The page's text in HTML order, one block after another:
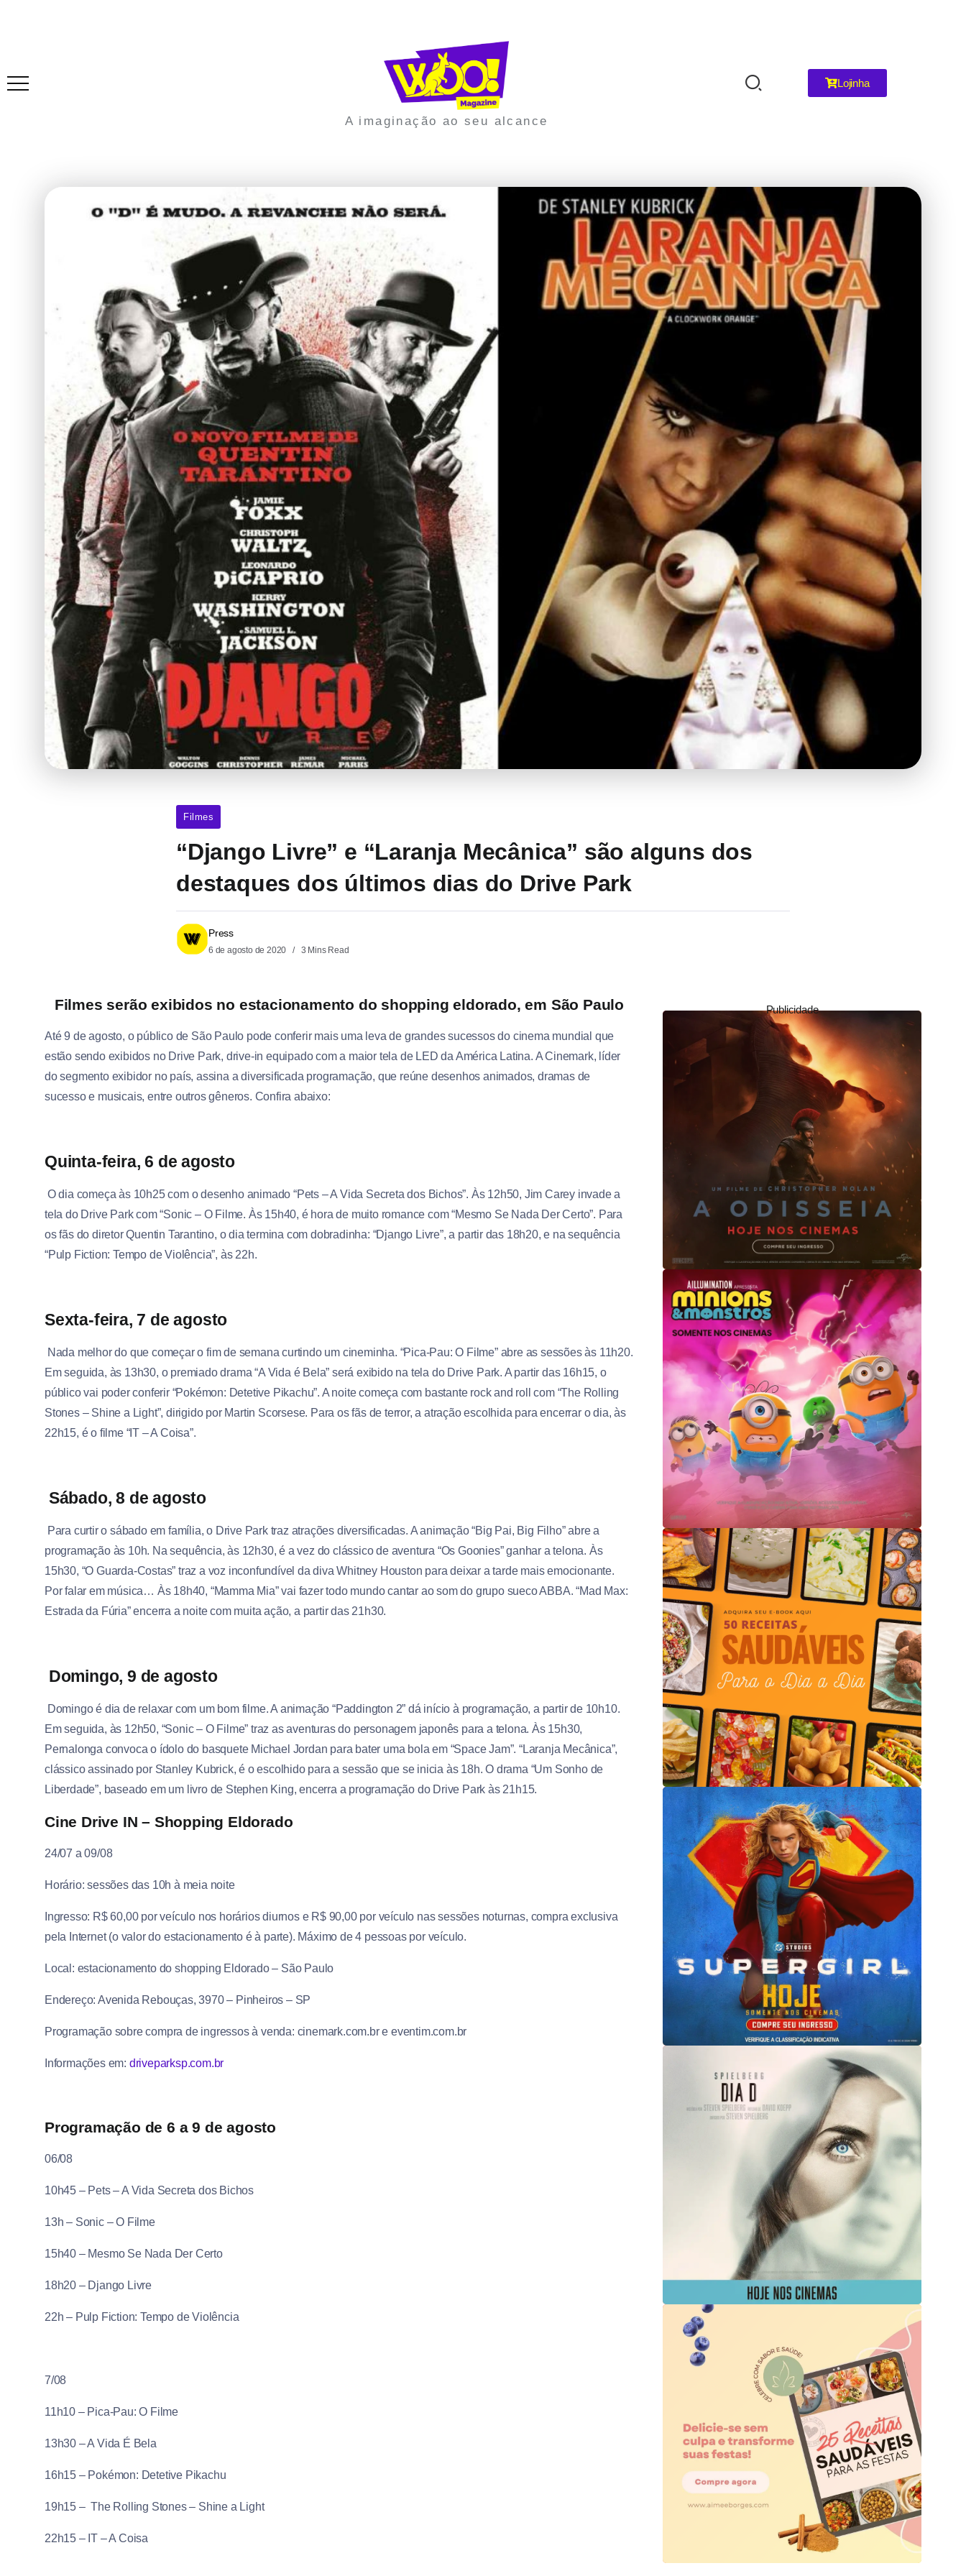
A imaginação ao seu alcance
Lojinha
Filmes
“Django Livre” e “Laranja Mecânica” são alguns dos
destaques dos últimos dias do Drive Park
Press
6 de agosto de 2020 3 Mins Read
Filmes serão exibidos no estacionamento do shopping eldorado, em São Paulo
Até 9 de agosto, o público de São Paulo pode conferir mais uma leva de grandes sucessos do cinema mundial que
estão sendo exibidos no Drive Park, drive-in equipado com a maior tela de LED da América Latina. A Cinemark, líder
do segmento exibidor no país, assina a diversificada programação, que reúne desenhos animados, dramas de
sucesso e musicais, entre outros gêneros. Confira abaixo:
Quinta-feira, 6 de agosto
O dia começa às 10h25 com o desenho animado “Pets – A Vida Secreta dos Bichos”. Às 12h50, Jim Carey invade a
tela do Drive Park com “Sonic – O Filme. Às 15h40, é hora de muito romance com “Mesmo Se Nada Der Certo”. Para
os fãs do diretor Quentin Tarantino, o dia termina com dobradinha: “Django Livre”, a partir das 18h20, e na sequência
“Pulp Fiction: Tempo de Violência”, às 22h.
Sexta-feira, 7 de agosto
Nada melhor do que começar o fim de semana curtindo um cineminha. “Pica-Pau: O Filme” abre as sessões às 11h20.
Em seguida, às 13h30, o premiado drama “A Vida é Bela” será exibido na tela do Drive Park. A partir das 16h15, o
público vai poder conferir “Pokémon: Detetive Pikachu”. A noite começa com bastante rock and roll com “The Rolling
Stones – Shine a Light”, dirigido por Martin Scorsese. Para os fãs de terror, a atração escolhida para encerrar o dia, às
22h15, é o filme “IT – A Coisa”.
Sábado, 8 de agosto
Para curtir o sábado em família, o Drive Park traz atrações diversificadas. A animação “Big Pai, Big Filho” abre a
programação às 10h. Na sequência, às 12h30, é a vez do clássico de aventura “Os Goonies” ganhar a telona. Às
15h30, “O Guarda-Costas” traz a voz inconfundível da diva Whitney Houston para deixar a tarde mais emocionante.
Por falar em música… Às 18h40, “Mamma Mia” vai fazer todo mundo cantar ao som do grupo sueco ABBA. “Mad Max:
Estrada da Fúria” encerra a noite com muita ação, a partir das 21h30.
Domingo, 9 de agosto
Domingo é dia de relaxar com um bom filme. A animação “Paddington 2” dá início à programação, a partir de 10h10.
Em seguida, às 12h50, “Sonic – O Filme” traz as aventuras do personagem japonês para a telona. Às 15h30,
Pernalonga convoca o ídolo do basquete Michael Jordan para bater uma bola em “Space Jam”. “Laranja Mecânica”,
clássico assinado por Stanley Kubrick, é o escolhido para a sessão que se inicia às 18h. O drama “Um Sonho de
Liberdade”, baseado em um livro de Stephen King, encerra a programação do Drive Park às 21h15.
Cine Drive IN – Shopping Eldorado
24/07 a 09/08
Horário: sessões das 10h à meia noite
Ingresso: R$ 60,00 por veículo nos horários diurnos e R$ 90,00 por veículo nas sessões noturnas, compra exclusiva
pela Internet (o valor do estacionamento é à parte). Máximo de 4 pessoas por veículo.
Local: estacionamento do shopping Eldorado – São Paulo
Endereço: Avenida Rebouças, 3970 – Pinheiros – SP
Programação sobre compra de ingressos à venda: cinemark.com.br e eventim.com.br
Informações em: driveparksp.com.br
Programação de 6 a 9 de agosto
06/08
10h45 – Pets – A Vida Secreta dos Bichos
13h – Sonic – O Filme
15h40 – Mesmo Se Nada Der Certo
18h20 – Django Livre
22h – Pulp Fiction: Tempo de Violência
7/08
11h10 – Pica-Pau: O Filme
13h30 – A Vida É Bela
16h15 – Pokémon: Detetive Pikachu
19h15 – The Rolling Stones – Shine a Light
22h15 – IT – A Coisa
Publicidade